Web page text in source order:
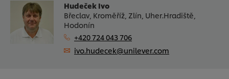
Hudeček Ivo
Břeclav, Kroměříž, Zlín, Uher.Hradiště,
Hodonín
+420 724 043 706
ivo.hudecek@unilever.com